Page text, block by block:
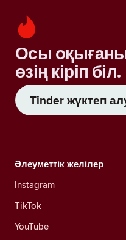
Осы
өзің кіріп біл.
Tinder жүктеп
Әлеуметтік желілер
Instagram
TikTok
YouTube